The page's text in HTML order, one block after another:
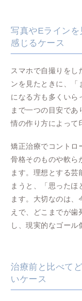
写真やEライン
感じるケース
スマホで自撮りをし
ンを見たときに、「
になる方も多くいら
まで一つの目安であ
情の作り方によって
矯正治療でコントロ
骨格そのものや軟ら
ます。理想とする芸
まうと、「思ったほ
ます。大切なのは、
えで、どこまでが歯
し、現実的なゴール
治療前と比べて
いケース